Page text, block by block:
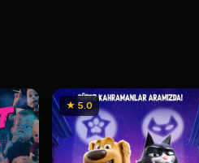
★ 5.0